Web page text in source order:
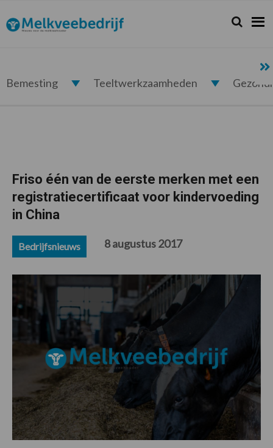
de
hoofdnavigatie
de
hoofd
de
eerste
de
voettekst
Melkveebedrijf.nl Zoeken...
Zoek
Bemesting Teeltwerkzaamheden
Friso één van de eerste merken met een
registratiecertificaat voor kindervoeding
in China
Bedrijfsnieuws 8 augustus 2017